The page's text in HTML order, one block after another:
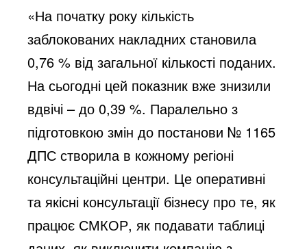
«На початку року кількість
заблокованих накладних становила
0,76 % від загальної кількості поданих.
На сьогодні цей показник вже знизили
вдвічі – до 0,39 %. Паралельно з
підготовкою змін до постанови № 1165
ДПС створила в кожному регіоні
консультаційні центри. Це оперативні
та якісні консультації бізнесу про те, як
працює СМКОР, як подавати таблиці